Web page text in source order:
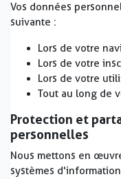
Vos données
suivante :
Lors de votre
Lors de votre
Lors de votre
Tout au long de
Protection et
personnelles
Nous mettons en
systèmes